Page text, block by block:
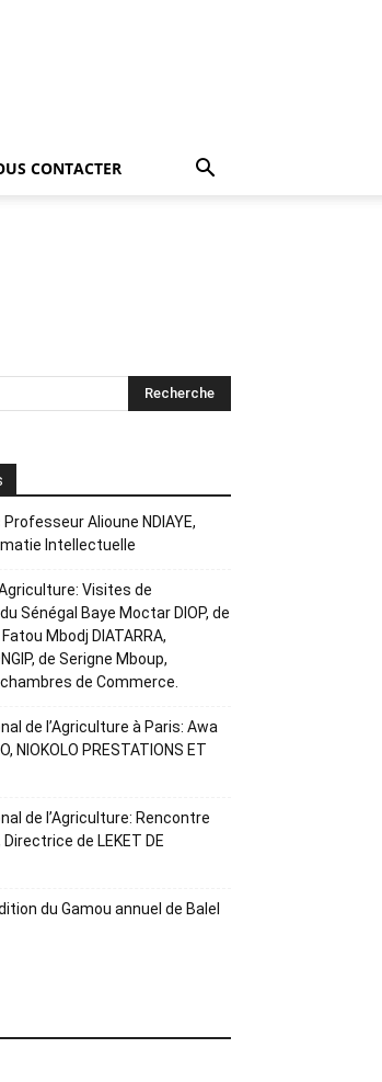
CONTACTER
Alioune NDIAYE,
Intellectuelle
Visites de
Sénégal Baye Moctar DIOP, de
Mbodj DIATARRA,
de Serigne Mboup,
de Commerce.
de l’Agriculture à Paris: Awa
NIOKOLO PRESTATIONS ET
de l’Agriculture: Rencontre
Directrice de LEKET DE
du Gamou annuel de Balel